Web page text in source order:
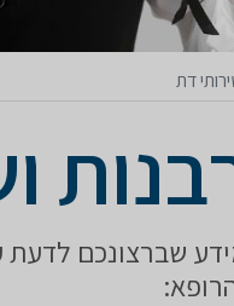
דת
שברצונכם לדעת